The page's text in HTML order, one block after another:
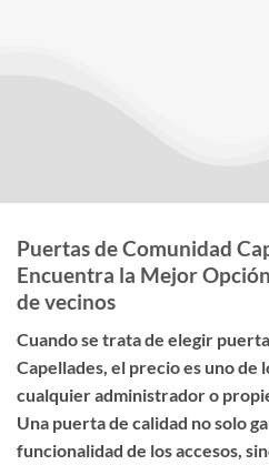
Puertas de Comunidad
Encuentra la Mejor
de vecinos
Cuando se trata de elegir
Capellades, el precioes uno de
cualquier administrador o
Una puerta de calidad no solo
funcionalidad de los accesos,